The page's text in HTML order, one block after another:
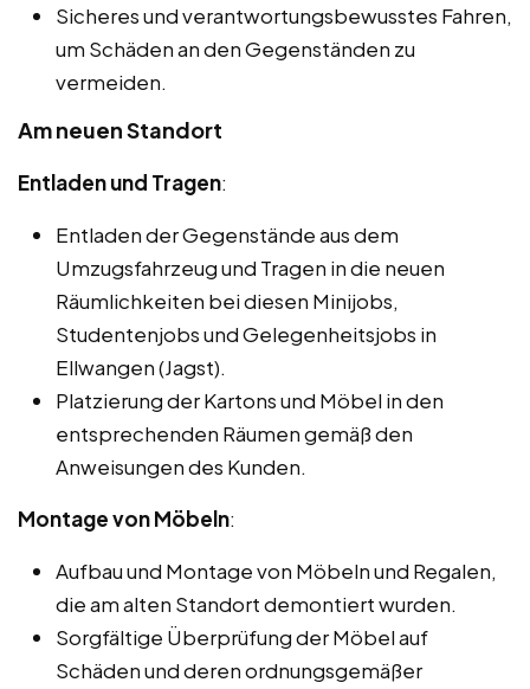
Sicheres und verantwortungsbewusstes Fahren,
um Schäden an den Gegenständen zu
vermeiden.
Am neuen Standort
Entladen und Tragen:
Entladen der Gegenstände aus dem
Umzugsfahrzeug und Tragen in die neuen
Räumlichkeiten bei diesen Minijobs,
Studentenjobs und Gelegenheitsjobs in
Ellwangen (Jagst).
Platzierung der Kartons und Möbel in den
entsprechenden Räumen gemäß den
Anweisungen des Kunden.
Montage von Möbeln:
Aufbau und Montage von Möbeln und Regalen,
die am alten Standort demontiert wurden.
Sorgfältige Überprüfung der Möbel auf
Schäden und deren ordnungsgemäßer